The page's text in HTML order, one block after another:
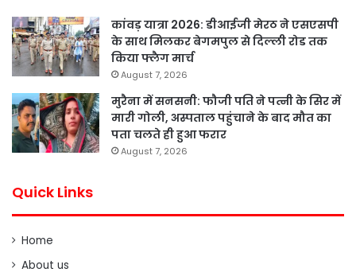
कांवड़ यात्रा 2026: डीआईजी मेरठ ने एसएसपी
के साथ मिलकर बेगमपुल से दिल्ली रोड तक
किया फ्लैग मार्च
August 7, 2026
मुरैना में सनसनी: फौजी पति ने पत्नी के सिर में
मारी गोली, अस्पताल पहुंचाने के बाद मौत का
पता चलते ही हुआ फरार
August 7, 2026
Quick Links
Home
About us